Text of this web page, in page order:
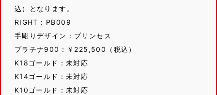
込）となります。
RIGHT : PB009
手彫りデザイン：プリンセス
プラチナ900：￥225,500（税込）
K18ゴールド：未対応
K14ゴールド：未対応
K10ゴールド：未対応